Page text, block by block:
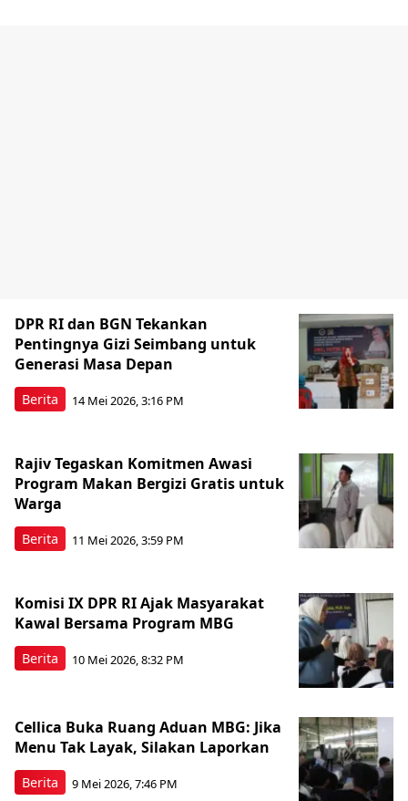
Berita
DPR RI dan BGN Tekankan
Pentingnya Gizi Seimbang untuk
Generasi Masa Depan
14 Mei 2026, 3:16 PM
Berita
Rajiv Tegaskan Komitmen Awasi
Program Makan Bergizi Gratis untuk
Warga
11 Mei 2026, 3:59 PM
Berita
Komisi IX DPR RI Ajak Masyarakat
Kawal Bersama Program MBG
10 Mei 2026, 8:32 PM
Berita
Cellica Buka Ruang Aduan MBG: Jika
Menu Tak Layak, Silakan Laporkan
9 Mei 2026, 7:46 PM